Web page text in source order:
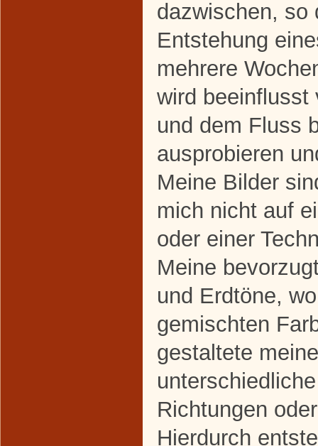
dazwischen, so
Entstehung
mehrere
wird beeinflusst
und dem Fluss
ausprobieren
Meine Bilder
mich nicht auf
oder einer
Meine
und Erdtöne,
gemischten
gestaltete
Richtungen
Hierdurch